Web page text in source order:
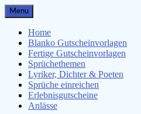
Skip
to
content
Menu
Home
Blanko Gutscheinvorlagen
Fertige Gutscheinvorlagen
Sprüchethemen
Lyriker, Dichter & Poeten
Sprüche einreichen
Erlebnisgutscheine
Anlässe